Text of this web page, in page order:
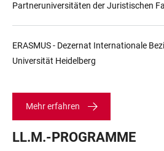
Partneruniversitäten der Juristischen
ERASMUS - Dezernat Internationale
Universität Heidelberg
Mehr erfahren
LL.M.-PROGRAMME